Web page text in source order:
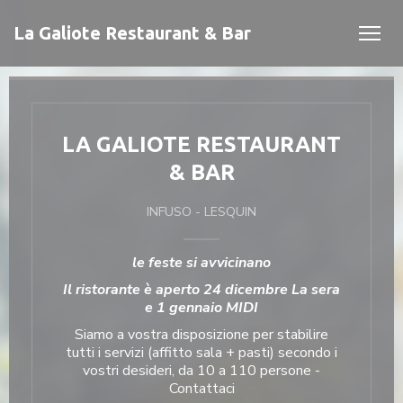
La Galiote Restaurant & Bar
LA GALIOTE RESTAURANT
& BAR
INFUSO - LESQUIN
le feste si avvicinano
Il ristorante è aperto 24 dicembre La sera
e 1 gennaio MIDI
Siamo a vostra disposizione per stabilire
tutti i servizi (affitto sala + pasti) secondo i
vostri desideri, da 10 a 110 persone -
Contattaci